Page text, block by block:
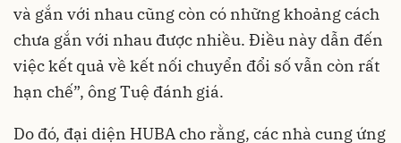
và gắn với nhau cũng còn có những khoảng cách
chưa gắn với nhau được nhiều. Điều này dẫn đến
việc kết quả về kết nối chuyển đổi số vẫn còn rất
hạn chế”, ông Tuệ đánh giá.
Do đó, đại diện HUBA cho rằng, các nhà cung ứng